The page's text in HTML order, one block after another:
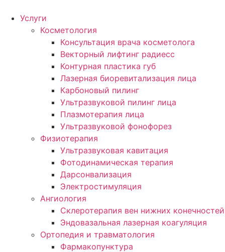
Услуги
Косметология
Консультация врача косметолога
Векторный лифтинг радиесс
Контурная пластика губ
Лазерная биоревитализация лица
Карбоновый пилинг
Ультразвуковой пилинг лица
Плазмотерапия лица
Ультразвуковой фонофорез
Физиотерапия
Ультразвуковая кавитация
Фотодинамическая терапия
Дарсонвализация
Электростимуляция
Ангиология
Склеротерапия вен нижних конечностей
Эндовазальная лазерная коагуляция
Ортопедия и травматология
Фармакопунктура